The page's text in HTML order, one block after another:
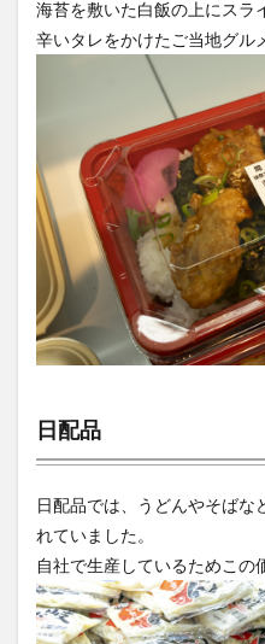
海苔を敷いた白飯の上にスラ
辛いタレをかけたご当地グル
日配品
日配品では、うどんやそばな
れていました。
自社で生産しているためこの